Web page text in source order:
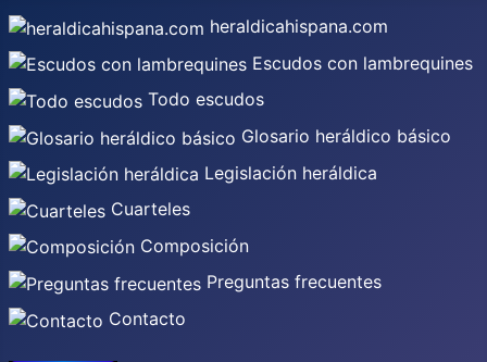
heraldicahispana.com
Escudos con lambrequines
Todo escudos
Glosario heráldico básico
Legislación heráldica
Cuarteles
Composición
Preguntas frecuentes
Contacto